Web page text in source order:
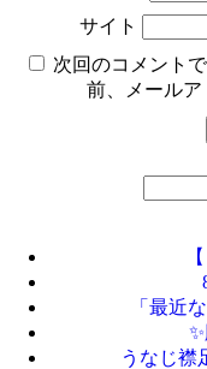
サイト
次回のコメント
前、メールア
「最近
うなじ襟